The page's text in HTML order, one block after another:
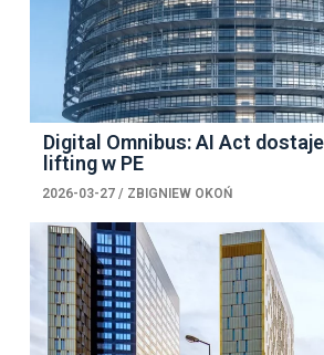
Digital Omnibus: AI Act
lifting w PE
2026-03-27/ ZBIGNIEW OKOŃ